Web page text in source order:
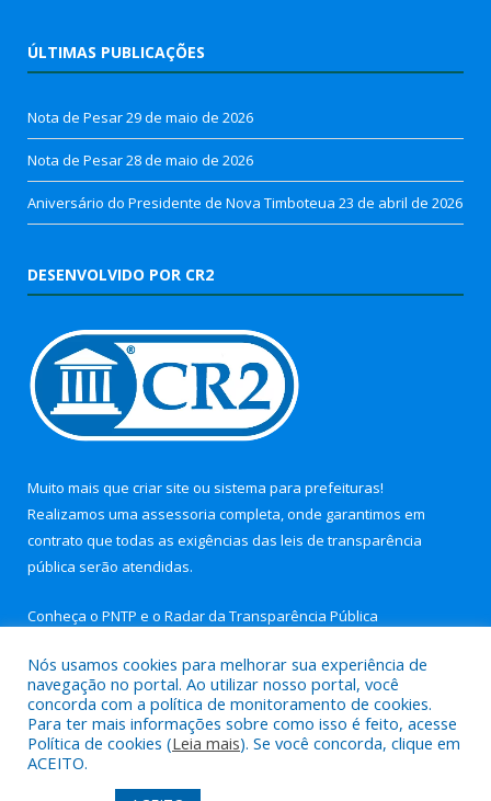
ÚLTIMAS PUBLICAÇÕES
Nota de Pesar29 de maio de 2026
Nota de Pesar28 de maio de 2026
Aniversário do Presidente de Nova Timboteua 23 de abril de 2026
DESENVOLVIDO POR CR2
Muito mais que criar site ou sistema para prefeituras!
Realizamos uma assessoria completa, onde garantimos em
contrato que todas as exigências das leis de transparência
pública serão atendidas.
Conheça o PNTP e o Radar da Transparência Pública
Todos os direitos reservados a Câmara Municipal de Nova
Timboteua.
Nós usamos cookies para melhorar sua experiência de
navegação no portal. Ao utilizar nosso portal, você
concorda com a política de monitoramento de cookies.
Para ter mais informações sobre como isso é feito, acesse
Política de cookies (Leia mais). Se você concorda, clique em
ACEITO.